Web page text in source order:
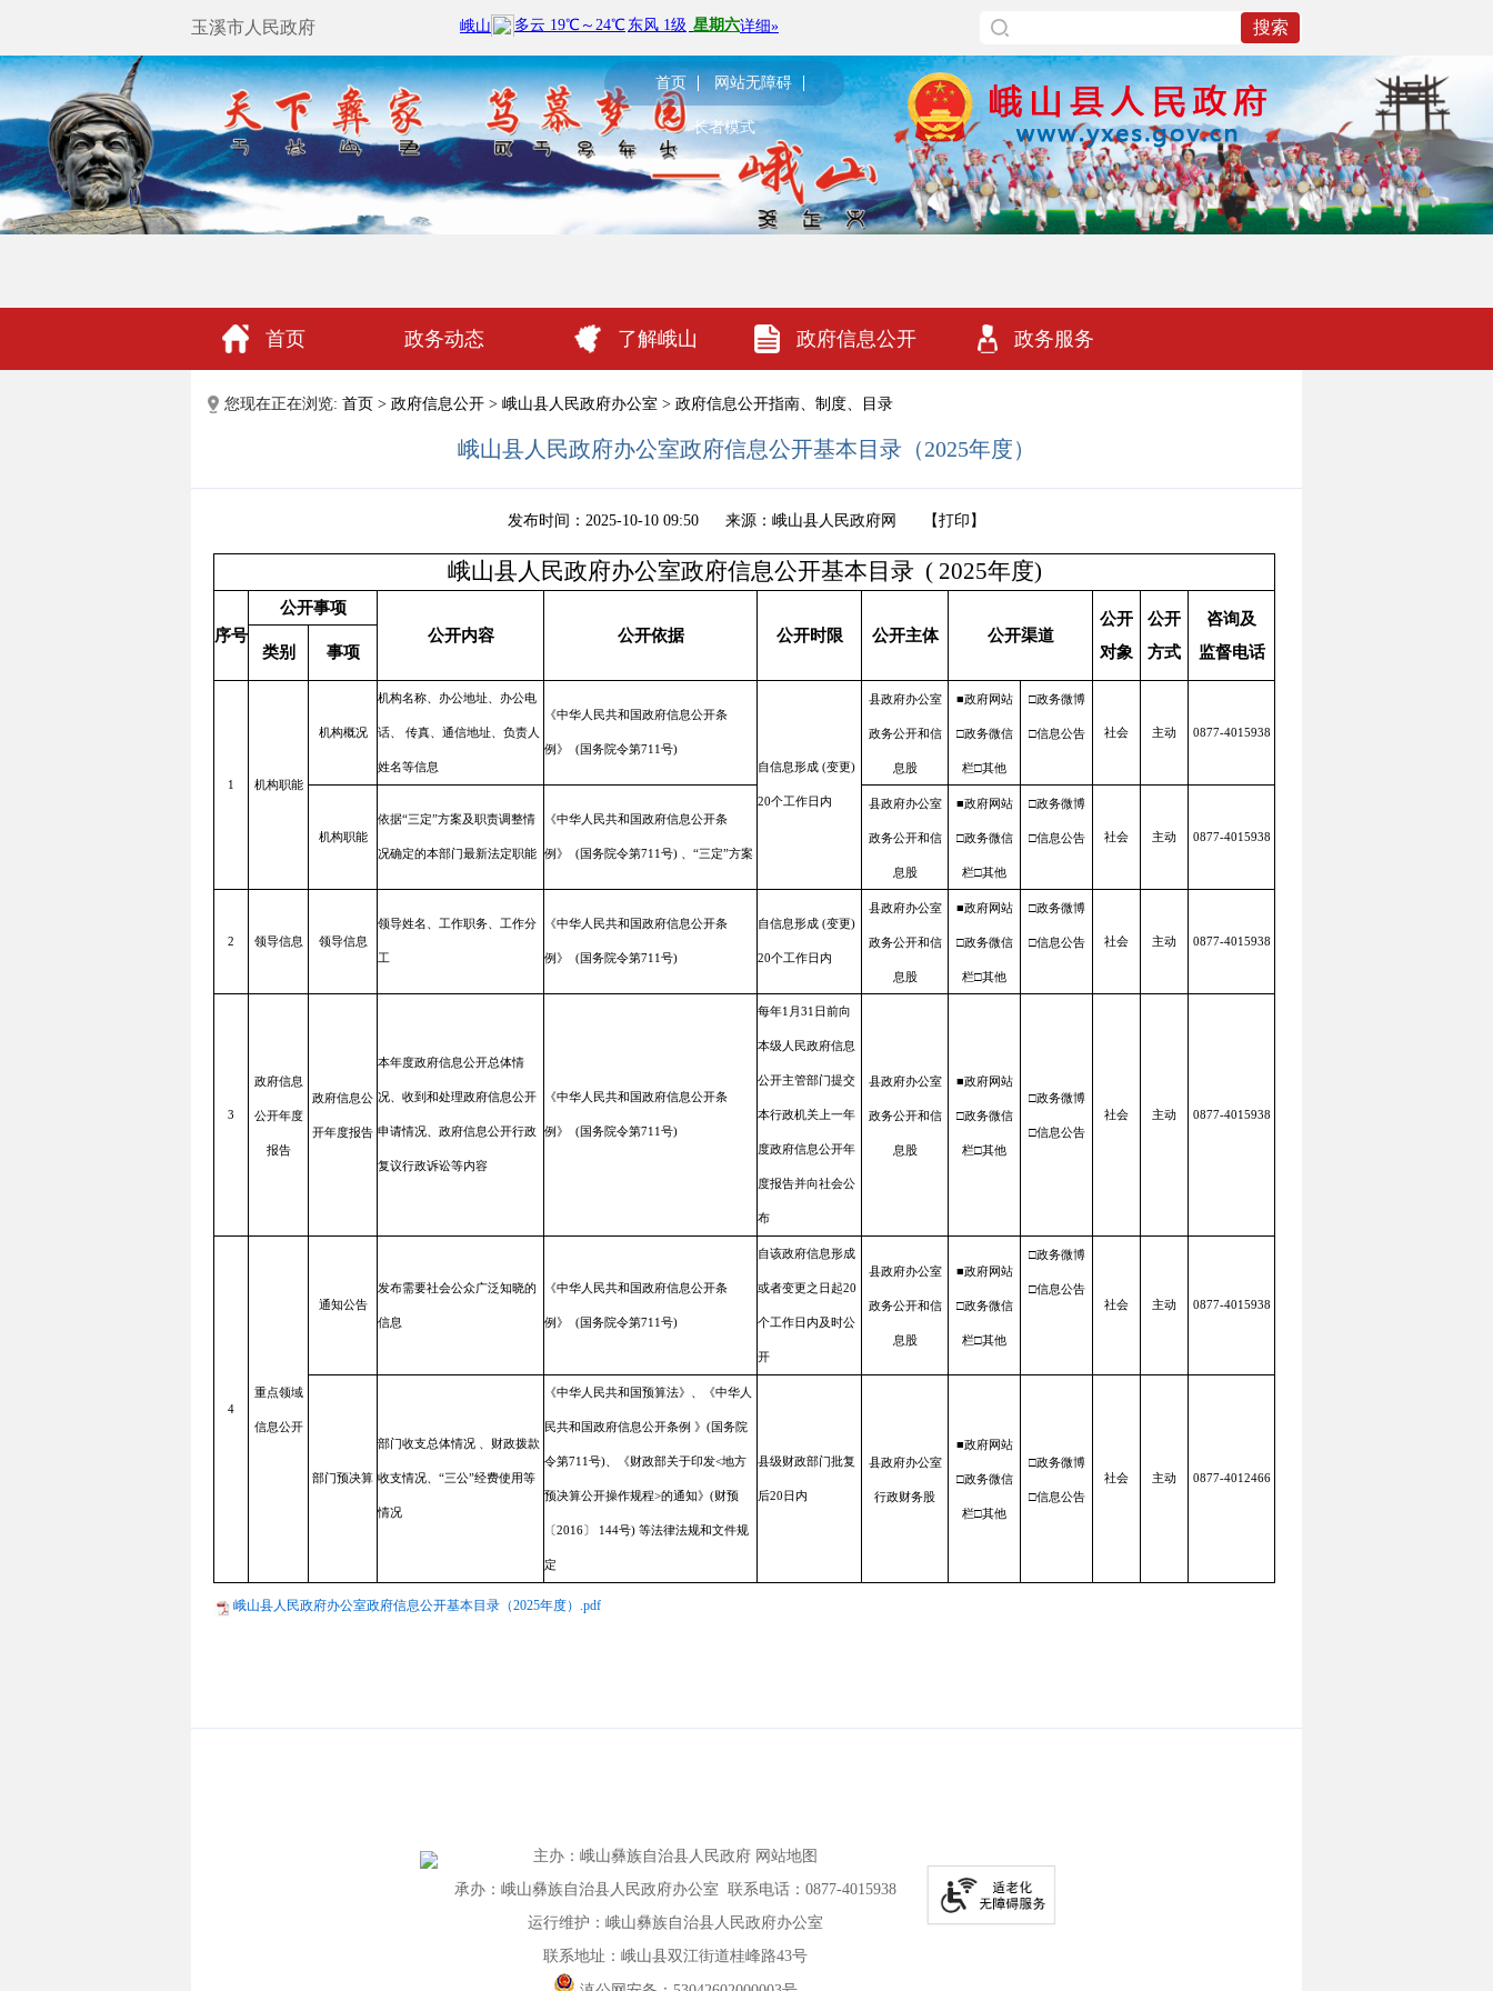
玉溪市人民政府
首页 网站无障碍
长者模式
首页 政务动态 了解峨山 政府信息公开 政务服务
政民互动
您现在正在浏览: 首页 > 政府信息公开 > 峨山县人民政府办公室 > 政府信息公开指南、制度、目录
峨山县人民政府办公室政府信息公开基本目录（2025年度）
发布时间：2025-10-10 09:50 来源：峨山县人民政府网 【打印 】
峨山县人民政府办公室政府信息公开基本目录 ( 2025年度)
序号
公开事项
公开内容
公开依据 公开时限 公开主体 公开渠道
公开
对象
公开
方式
咨询及
监督电话
类别 事项
1 机构职能
机构概况
机构名称、办公地址、办公电
话、 传真、通信地址、负责人
姓名等信息
《中华人民共和国政府信息公开条
例》 (国务院令第711号)
自信息形成 (变更)
20个工作日内
县政府办公室
政务公开和信
息股
■政府网站
□政务微信
栏□其他
□政务微博
□信息公告 社会 主动 0877-4015938
机构职能
依据“三定”方案及职责调整情
况确定的本部门最新法定职能
《中华人民共和国政府信息公开条
例》 (国务院令第711号) 、“三定”方案
县政府办公室
政务公开和信
息股
■政府网站
□政务微信
栏□其他
□政务微博
□信息公告 社会 主动 0877-4015938
2 领导信息 领导信息
领导姓名、工作职务、工作分
工
《中华人民共和国政府信息公开条
例》 (国务院令第711号)
自信息形成 (变更)
20个工作日内
县政府办公室
政务公开和信
息股
■政府网站
□政务微信
栏□其他
□政务微博
□信息公告 社会 主动 0877-4015938
3
政府信息
公开年度
报告
政府信息公
开年度报告
本年度政府信息公开总体情
况、收到和处理政府信息公开
申请情况、政府信息公开行政
复议行政诉讼等内容
《中华人民共和国政府信息公开条
例》 (国务院令第711号)
每年1月31日前向
本级人民政府信息
公开主管部门提交
本行政机关上一年
度政府信息公开年
度报告并向社会公
布
县政府办公室
政务公开和信
息股
■政府网站
□政务微信
栏□其他
□政务微博
□信息公告
社会 主动 0877-4015938
4
重点领域
信息公开
通知公告
发布需要社会公众广泛知晓的
信息
《中华人民共和国政府信息公开条
例》 (国务院令第711号)
自该政府信息形成
或者变更之日起20
个工作日内及时公
开
县政府办公室
政务公开和信
息股
■政府网站
□政务微信
栏□其他
□政务微博
□信息公告
社会 主动 0877-4015938
部门预决算
部门收支总体情况 、财政拨款
收支情况、“三公”经费使用等
情况
《中华人民共和国预算法》、《中华人
民共和国政府信息公开条例 》(国务院
令第711号)、《财政部关于印发<地方
预决算公开操作规程>的通知》(财预
〔2016〕 144号) 等法律法规和文件规
定
县级财政部门批复
后20日内
县政府办公室
行政财务股
■政府网站
□政务微信
栏□其他
□政务微博
□信息公告
社会 主动 0877-4012466
峨山县人民政府办公室政府信息公开基本目录（2025年度）.pdf
主办： 峨山彝族自治县人民政府 网站地图
承办：峨山彝族自治县人民政府办公室 联系电话：0877-4015938
运行维护：峨山彝族自治县人民政府办公室
联系地址：峨山县双江街道桂峰路43号